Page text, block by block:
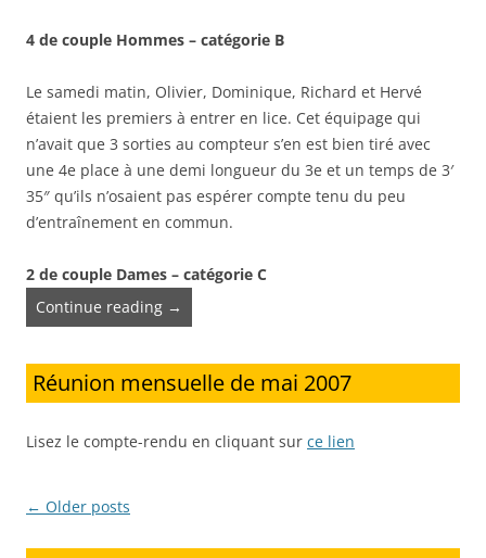
4 de couple Hommes – catégorie B
Le samedi matin, Olivier, Dominique, Richard et Hervé
étaient les premiers à entrer en lice. Cet équipage qui
n’avait que 3 sorties au compteur s’en est bien tiré avec
une 4e place à une demi longueur du 3e et un temps de 3′
35″ qu’ils n’osaient pas espérer compte tenu du peu
d’entraînement en commun.
2 de couple Dames – catégorie C
Continue reading →
Réunion mensuelle de mai 2007
Lisez le compte-rendu en cliquant sur ce lien
Post navigation
← Older posts